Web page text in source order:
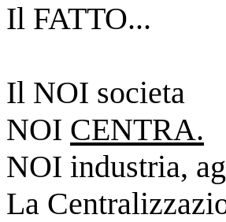
Il FATTO...
Il NOI societa
NOI CENTRA.
NOI industria,
La